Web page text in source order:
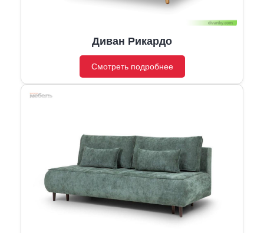
Диван Рикардо
Смотреть подробнее